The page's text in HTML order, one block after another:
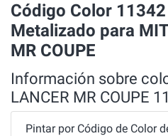
Código Color
Metalizado para
MR COUPE
Información sobre
LANCER MR COUPE
Pintar por Código de Color